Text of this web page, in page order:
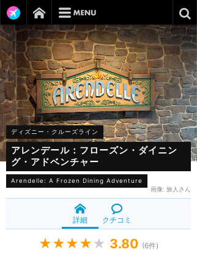
ディズニー・クルーズライン
アレンデール：フローズン・ダイニン
グ・アドベンチャー
Arendelle: A Frozen Dining Adventure
画像: 旅人さん
詳細 クチコミ
★★★★ ★ 3.80 (6件)